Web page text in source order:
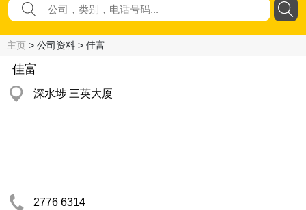
主页 > 公司资料 > 佳富
佳富
深水埗 三英大厦
2776 6314